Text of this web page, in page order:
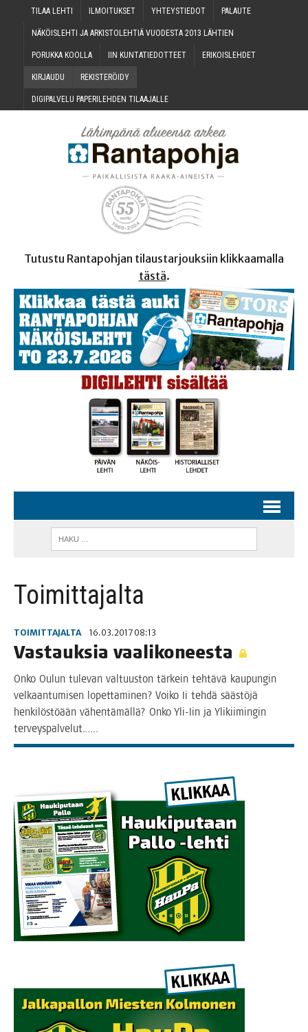
TILAA LEH­TI ILMOI­TUK­SET YHTEYS­TIE­DOT PALAU­TE
NÄKÖIS­LEH­TI JA ARKIS­TO­LEH­TIÄ VUO­DES­TA 2013 LÄHTIEN
PORUK­KA KOOLLA IIN KUN­TA­TIE­DOT­TEET ERI­KOIS­LEH­DET
KIR­JAU­DU REKIS­TE­RÖI­DY
DIGI­PAL­VE­LU PAPE­RI­LEH­DEN TILAAJALLE
Tutustu Rantapohjan tilaustarjouksiin klikkaamalla
tästä.
Toimittajalta
TOIMITTAJALTA 16.03.2017 08:13
Vas­tauk­sia vaalikoneesta
Onko Oulun tule­van val­tuus­ton tär­kein teh­tä­vä kau­pun­gin
vel­kaan­tu­mi­sen lopet­ta­mi­nen? Voi­ko Ii teh­dä sääs­tö­jä
hen­ki­lös­töään vähen­tä­mäl­lä? Onko Yli-Iin ja Yli­kii­min­gin
terveyspalvelut.…..